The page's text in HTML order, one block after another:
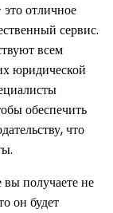
отличное
сервис.
всем
юридической
обеспечить
что
получаете не
он будет